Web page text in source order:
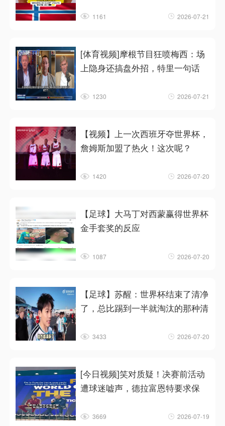
1161 2026-07-21
[体育视频]摩根节目狂喷梅西：场
上隐身还搞盘外招，特里一句话
1230 2026-07-21
【视频】上一次西班牙夺世界杯，
詹姆斯加盟了热火！这次呢？
1420 2026-07-20
【足球】大马丁对西蒙赢得世界杯
金手套奖的反应
1087 2026-07-20
【足球】苏醒：世界杯结束了清净
了，总比踢到一半就淘汰的那种清
3433 2026-07-20
[今日视频]笑对质疑！决赛前活动
遭球迷嘘声，德拉富恩特要求保
3669 2026-07-19